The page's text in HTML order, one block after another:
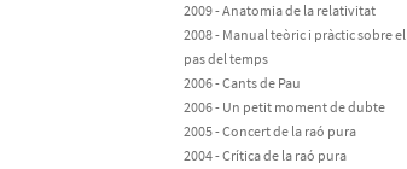
2009 - Anatomia de la relativitat
2008 - Manual teòric i pràctic sobre el
pas del temps
2006 - Cants de Pau
2006 - Un petit moment de dubte
2005 - Concert de la raó pura
2004 - Crítica de la raó pura